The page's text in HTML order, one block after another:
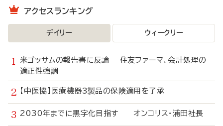
アクセスランキング
デイリー ウィークリー
米ゴッサムの報告書に反論 住友ファーマ、会計処理の
適正性強調
【中医協】医療機器3製品の保険適用を了承
2030年までに黒字化目指す オンコリス・浦田社長